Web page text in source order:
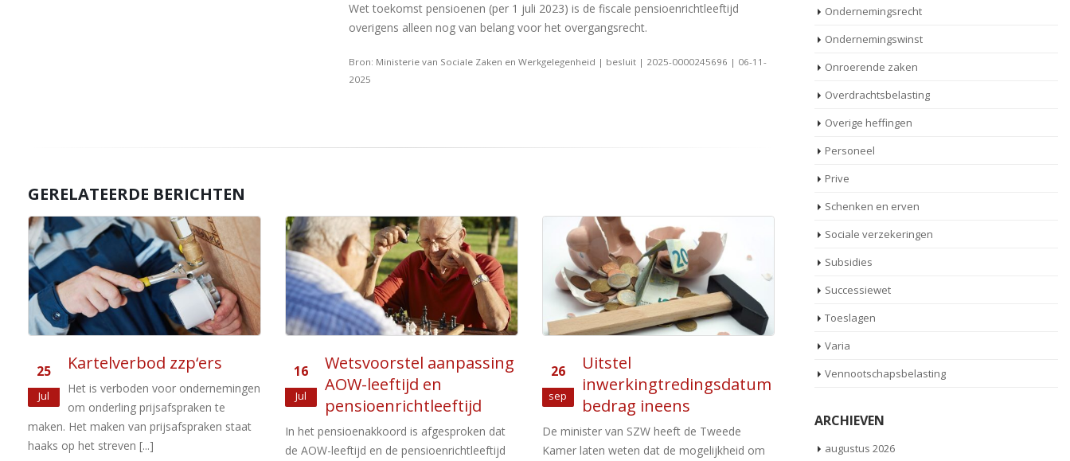
Wet toekomst pensioenen (per 1 juli 2023) is de fiscale pensioenrichtleeftijd
overigens alleen nog van belang voor het overgangsrecht.
Bron: Ministerie van Sociale Zaken en Werkgelegenheid | besluit | 2025-0000245696 | 06-11-
2025
GERELATEERDE BERICHTEN
16
Jul
Wetsvoorstel aanpassing
AOW-leeftijd en
pensioenrichtleeftijd
In het pensioenakkoord is afgesproken dat
de AOW-leeftijd en de pensioenrichtleeftijd
26
sep
Uitstel
inwerkingtredingsdatum
bedrag ineens
De minister van SZW heeft de Tweede
Kamer laten weten dat de mogelijkheid om
23
feb
Werknemer is geen
belanghebbende bij
besluit toekenning
compensatie
transitievergoeding
21
en 3 maanden in 2030
leeftijd en de leeftijd, waarop de AOW-
opbouw begint, voor het jaar 2030
Ondernemingsrecht
Ondernemingswinst
Onroerende zaken
Overdrachtsbelasting
Overige heffingen
Personeel
Prive
Schenken en erven
Sociale verzekeringen
Subsidies
Successiewet
Toeslagen
Varia
Vennootschapsbelasting
ARCHIEVEN
augustus 2026